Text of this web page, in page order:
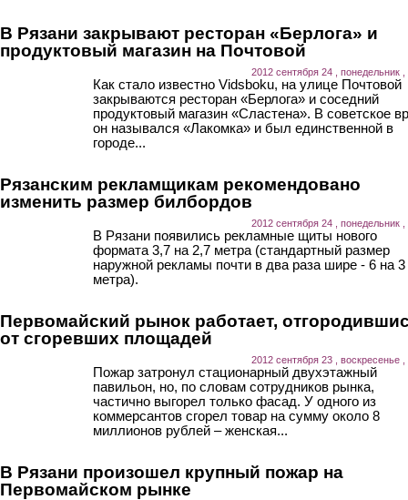
В Рязани закрывают ресторан «Берлога» и
продуктовый магазин на Почтовой
2012 сентября 24 , понедельник ,
Как стало известно Vidsboku, на улице Почтовой
закрываются ресторан «Берлога» и соседний
продуктовый магазин «Сластена». В советское
он назывался «Лакомка» и был единственной в
городе...
Рязанским рекламщикам рекомендовано
изменить размер билбордов
2012 сентября 24 , понедельник ,
В Рязани появились рекламные щиты нового
формата 3,7 на 2,7 метра (стандартный размер
наружной рекламы почти в два раза шире - 6 на 3
метра).
Первомайский рынок работает,
от сгоревших площадей
2012 сентября 23 , воскресенье ,
Пожар затронул стационарный двухэтажный
павильон, но, по словам сотрудников рынка,
частично выгорел только фасад. У одного из
коммерсантов сгорел товар на сумму около 8
миллионов рублей – женская...
В Рязани произошел крупный пожар на
Первомайском рынке